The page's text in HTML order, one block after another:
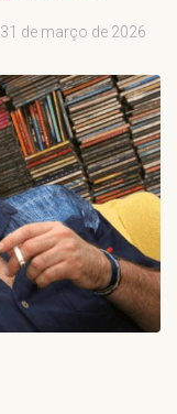
31 de março de 2026